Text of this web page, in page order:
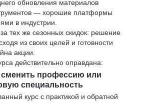
обновления материалов
— хорошие платформы
в индустрии.
тех же сезонных скидок: решение
из своих целей и готовности
акции.
действительно оправдана:
профессию или
специальность
курс с практикой и обратной